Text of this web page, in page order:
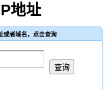
地址
或者域名，点击查询